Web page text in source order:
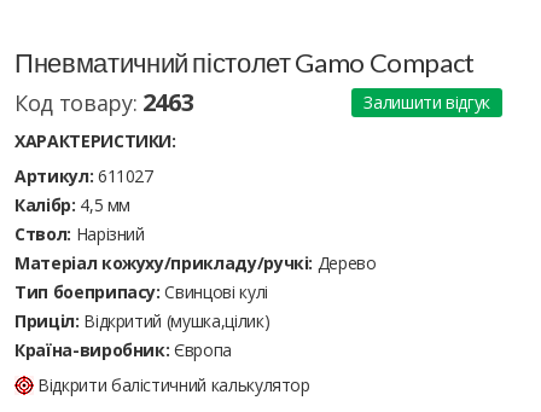
Пневматичний пістолет Gamo Compact
Код товару: 2463
Залишити відгук
ХАРАКТЕРИСТИКИ:
Артикул: 611027
Калібр: 4,5 мм
Ствол: Нарізний
Матеріал кожуху/прикладу/ручкі: Дерево
Тип боеприпасу: Cвинцові кулі
Приціл: Відкритий (мушка,цілик)
Країна-виробник: Європа
Відкрити балістичний калькулятор